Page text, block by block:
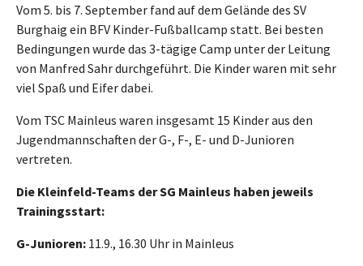
Vom 5. bis 7. September fand auf dem Gelände des SV
Burghaig ein BFV Kinder-Fußballcamp statt. Bei besten
Bedingungen wurde das 3-tägige Camp unter der Leitung
von Manfred Sahr durchgeführt. Die Kinder waren mit sehr
viel Spaß und Eifer dabei.
Vom TSC Mainleus waren insgesamt 15 Kinder aus den
Jugendmannschaften der G-, F-, E- und D-Junioren
vertreten.
Die Kleinfeld-Teams der SG Mainleus haben jeweils
Trainingsstart:
G-Junioren: 11.9., 16.30 Uhr in Mainleus